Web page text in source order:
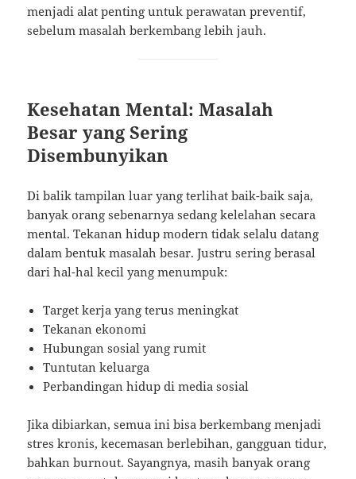
menjadi alat penting untuk perawatan preventif,
sebelum masalah berkembang lebih jauh.
Kesehatan Mental: Masalah
Besar yang Sering
Disembunyikan
Di balik tampilan luar yang terlihat baik-baik saja,
banyak orang sebenarnya sedang kelelahan secara
mental. Tekanan hidup modern tidak selalu datang
dalam bentuk masalah besar. Justru sering berasal
dari hal-hal kecil yang menumpuk:
Target kerja yang terus meningkat
Tekanan ekonomi
Hubungan sosial yang rumit
Tuntutan keluarga
Perbandingan hidup di media sosial
Jika dibiarkan, semua ini bisa berkembang menjadi
stres kronis, kecemasan berlebihan, gangguan tidur,
bahkan burnout. Sayangnya, masih banyak orang